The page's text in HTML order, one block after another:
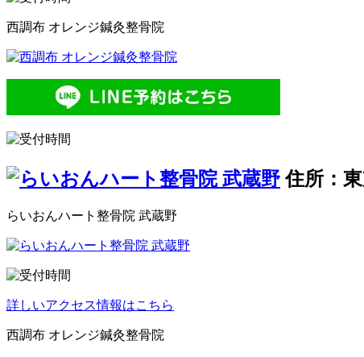
西調布 オレンジ鍼灸整骨院
住所：
らいおんハート整骨院 武蔵野
詳しいアクセス情報はこちら
西調布 オレンジ鍼灸整骨院